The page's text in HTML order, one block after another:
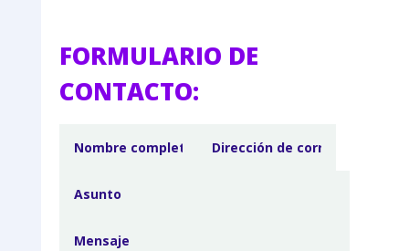
FORMULARIO DE
CONTACTO: